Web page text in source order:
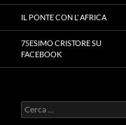
IL PONTE CON L’ AFRICA
75ESIMO CRISTORE SU
FACEBOOK
Ricerca
per: